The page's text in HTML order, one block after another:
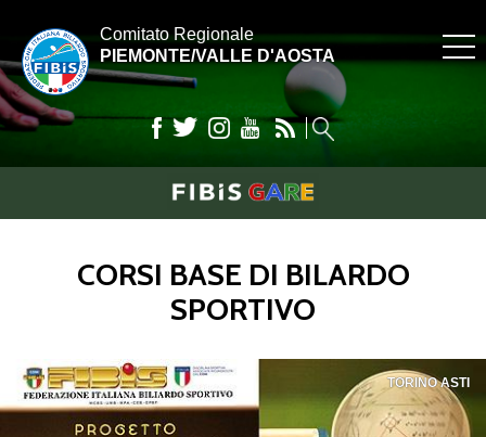
Comitato Regionale
PIEMONTE/VALLE D'AOSTA
CORSI BASE DI BILARDO
SPORTIVO
TORINO ASTI